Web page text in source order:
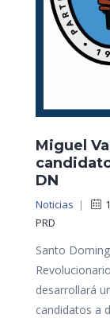
Miguel
DN
Noticias |
PRD
Santo
desarrollará
candidatos a